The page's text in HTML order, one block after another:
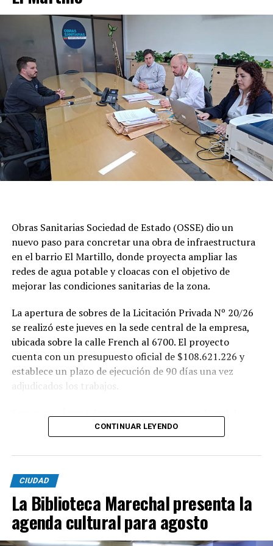
Obras Sanitarias Sociedad de Estado (OSSE) dio un
nuevo paso para concretar una obra de infraestructura
en el barrio El Martillo, donde proyecta ampliar las
redes de agua potable y cloacas con el objetivo de
mejorar las condiciones sanitarias de la zona.
La apertura de sobres de la Licitación Privada Nº 20/26
se realizó este jueves en la sede central de la empresa,
ubicada sobre la calle French al 6700. El proyecto
cuenta con un presupuesto oficial de $108.621.226 y
establece un plazo de ejecución de 90 días una vez
adjudicados los trabajos.
agua potable incluyen la colocación de unos 355 metros
ejecución de 29 conexiones domiciliarias. Los trabajos se
desarrollarán en distintos sectores comprendidos por
las calles Pehuajó, Sicilia, Génova y Génova Bis.
En paralelo, la intervención contempla la extensión de
la red cloacal mediante la instalación de 234 metros de
cañerías colectoras, la realización de 31 conexiones
CONTINUAR LEYENDO
CIUDAD
La Biblioteca Marechal presenta la
agenda cultural para agosto